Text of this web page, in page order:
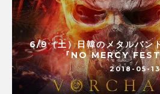
6/9（土）日韓のメタルバン
『NO MERCY
2018-05-13